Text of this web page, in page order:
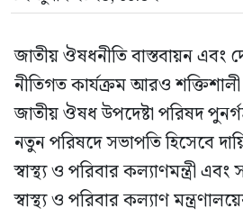
জাতীয় ঔষধনীতি বাস্তবায়ন এবং
নীতিগত কার্যক্রম আরও
জাতীয় ঔষধ উপদেষ্টা পরিষদ
নতুন পরিষদে সভাপতি হিসেবে
স্বাস্থ্য ও পরিবার কল্যাণমন্ত্রী
স্বাস্থ্য ও পরিবার কল্যাণ